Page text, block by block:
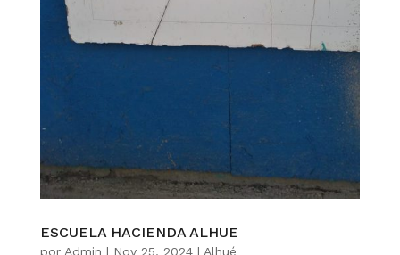
ESCUELA HACIENDA ALHUE
por Admin | Nov 25, 2024| Alhué